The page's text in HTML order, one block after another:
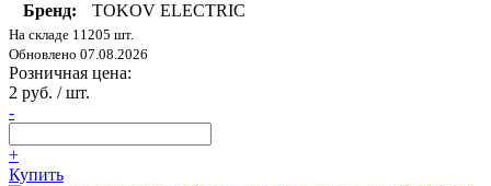
Бренд:
TOKOV ELECTRIC
На складе 11205 шт.
Обновлено 07.08.2026
Розничная цена:
2 руб. / шт.
-
+
Купить